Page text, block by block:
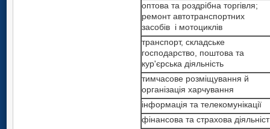
оптова та роздрібна торгівля;
ремонт автотранспортних
засобів і мотоциклів
транспорт, складське
господарство, поштова та
кур'єрська діяльність
тимчасове розміщування й
організація харчування
інформація та телекомунікації
фінансова та страхова